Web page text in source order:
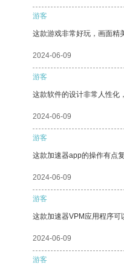
游客
这款游戏非常好玩，画面精
2024-06-09
游客
这款软件的设计非常人性化
2024-06-09
游客
这款加速器app的操作有点
2024-06-09
游客
这款加速器VPM应用程序可
2024-06-09
游客